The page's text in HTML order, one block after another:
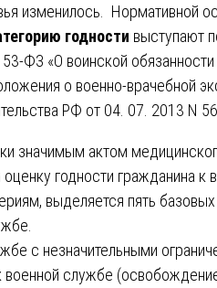
изменилось. Нормативной
годности выступают
ФЗ «О воинской обязанности
о военно-врачебной
РФ от 04. 07. 2013 N
значимым актом
годности гражданина к
выделяется пять базовых
с незначительными
военной службе